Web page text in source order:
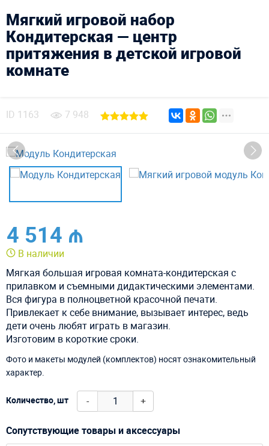
Мягкий игровой набор
Кондитерская — центр
притяжения в детской игровой
комнате
ID 1163 7 948
4 514 ₼
В наличии
Мягкая большая игровая комната-кондитерская с
прилавком и съемными дидактическими элементами.
Вся фигура в полноцветной красочной печати.
Привлекает к себе внимание, вызывает интерес, ведь
дети очень любят играть в магазин.
Изготовим в короткие сроки.
Фото и макеты модулей (комплектов) носят ознакомительный
характер.
Количество, шт - +
Сопутствующие товары и аксессуары